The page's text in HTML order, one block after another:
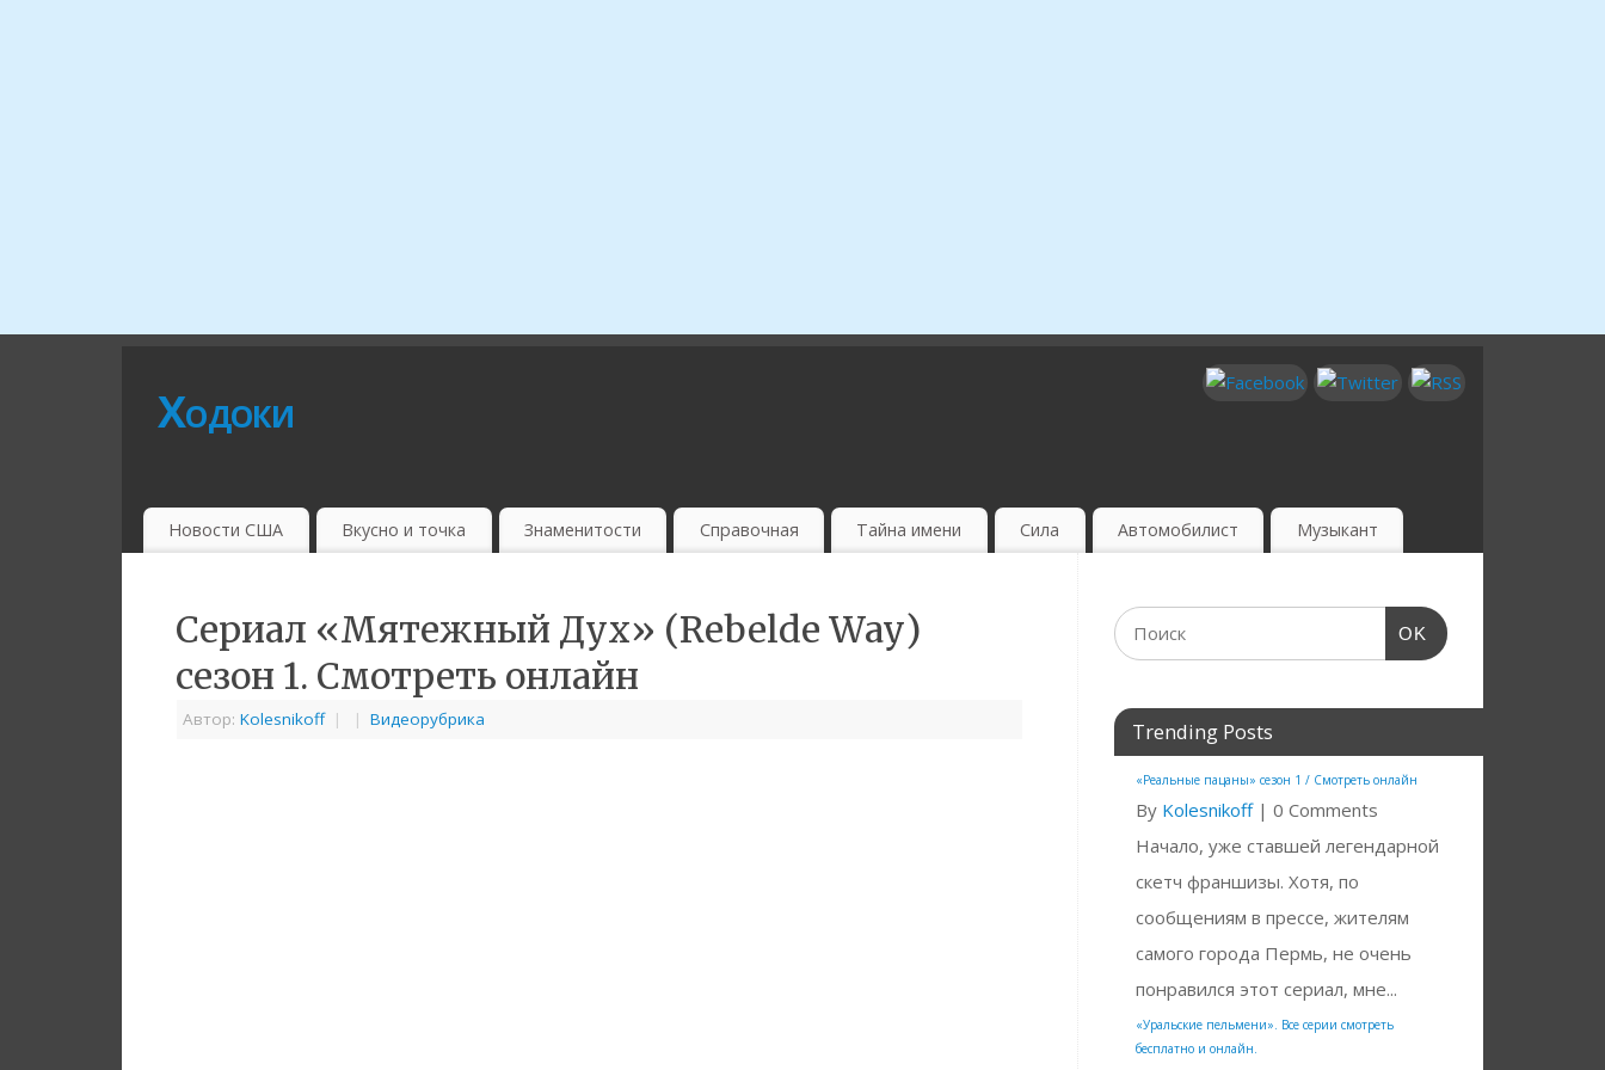
Ходоки
Новости США Вкусно и точка Знаменитости Справочная Тайна имени Сила Автомобилист Музыкант
Сериал «Мятежный Дух» (Rebelde Way)
сезон 1. Смотреть онлайн
Автор: Kolesnikoff | | Видеорубрика
OK
Trending Posts
«Реальные пацаны» сезон 1 / Смотреть онлайн
By Kolesnikoff| 0 Comments
Начало, уже ставшей легендарной
скетч франшизы. Хотя, по
сообщениям в прессе, жителям
самого города Пермь, не очень
понравился этот сериал, мне...
«Уральские пельмени». Все серии смотреть
бесплатно и онлайн.